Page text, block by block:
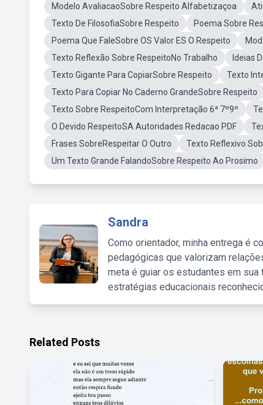
Modelo AvaliacaoSobre Respeito Alfabetizaçoa
Texto De FilosofiaSobre Respeito
Poema Sobre
Poema Que FaleSobre OS Valor ES O Respeito
Texto Reflexão Sobre RespeitoNo Trabalho
Ideias
Texto Gigante Para CopiarSobre Respeito
Texto
Texto Para Copiar No Caderno GrandeSobre Respeito
Texto Sobre RespeitoCom Interpretação 6ª 7º9º
O Devido RespeitoSA Autoridades Redacao PDF
Frases SobreRespeitar O Outro
Texto Reflexivo
Um Texto Grande FalandoSobre Respeito Ao Prosimo
Sandra
Como orientador, minha entrega é
pedagógicas que valorizam
meta é guiar os estudantes em sua
estratégias educacionais
Related Posts